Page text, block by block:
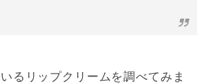
るリップクリームを調べてみま